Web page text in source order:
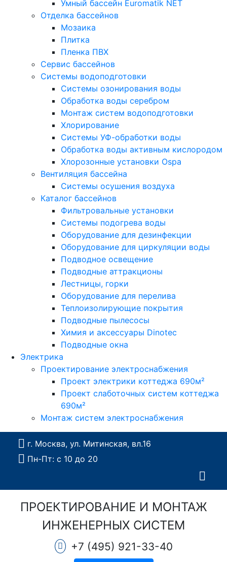
Умный бассейн Euromatik NET
Отделка бассейнов
Мозаика
Плитка
Пленка ПВХ
Сервис бассейнов
Системы водоподготовки
Системы озонирования воды
Обработка воды серебром
Монтаж систем водоподготовки
Хлорирование
Системы УФ-обработки воды
Обработка воды активным кислородом
Хлорозонные установки Ospa
Вентиляция бассейна
Системы осушения воздуха
Каталог бассейнов
Фильтровальные установки
Системы подогрева воды
Оборудование для дезинфекции
Оборудование для циркуляции воды
Подводное освещение
Подводные аттракционы
Лестницы, горки
Оборудование для перелива
Теплоизолирующие покрытия
Подводные пылесосы
Химия и аксессуары Dinotec
Подводные окна
Электрика
Проектирование электроснабжения
Проект электрики коттеджа 690м²
Проект слаботочных систем коттеджа
690м²
Монтаж систем электроснабжения
г. Москва, ул. Митинская, вл.16
Пн-Пт: с 10 до 20
ПРОЕКТИРОВАНИЕ И МОНТАЖ
ИНЖЕНЕРНЫХ СИСТЕМ
+7 (495) 921-33-40